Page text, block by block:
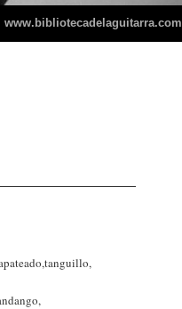
www.bibliotecadelaguitarra.com